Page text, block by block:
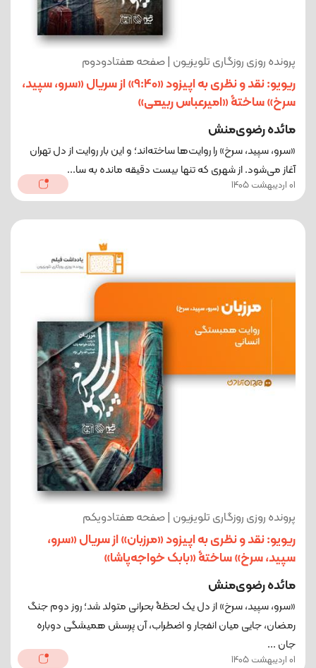
پرونده روزی روزگاری تلویزیون | صفحه هفتادودوم
ریویو: نقد و نظری به اپیزود «9:40» از سریال «سرو، سپید،
سرخ» ساختۀ «امیرعباس ربیعی»
مائده رضوی‌منش
«سرو، سپید، سرخ» را روایت‌ها ساخته‌اند؛ و این ‌بار روایت از دل تهران
آغاز می‌شود. از شهری که تنها بیست دقیقه مانده به سا...
01 اردیبهشت 1405
پرونده روزی روزگاری تلویزیون | صفحه هفتادویکم
ریویو: نقد و نظری به اپیزود «مرزبان» از سریال «سرو،
سپید، سرخ» ساختۀ «بابک خواجه‌پاشا»
مائده رضوی‌منش
«سرو، سپید، سرخ» از دل یک لحظۀ بحرانی متولد شد؛ روز دوم جنگ
رمضان، جایی میان انفجار و اضطراب، آن پرسش همیشگی دوباره
جان ...
01 اردیبهشت 1405